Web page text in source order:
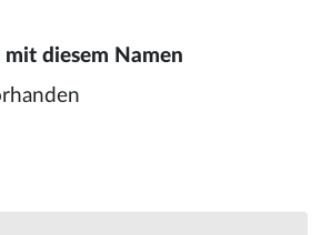
diesem Namen